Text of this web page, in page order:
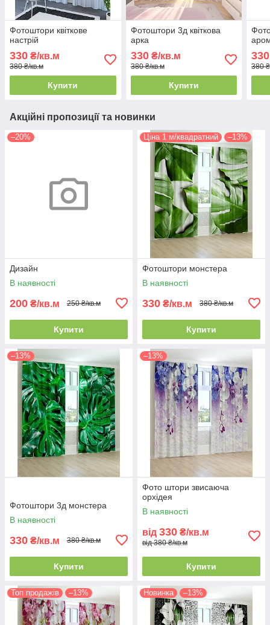
Фотоштори квіткове
настрій
330 ₴/кв.м
380 ₴/кв.м
Купити
Фотоштори 3д квіткова
арка
330₴/кв.м
380 ₴/кв.м
Купити
330
380
Акційні пропозиції та новинки
–20%
Дизайн
В наявності
200 ₴/кв.м 250 ₴/кв.м
Купити
Ціна 1 м/квадратний –13%
Фотоштори монстера
В наявності
330 ₴/кв.м 380 ₴/кв.м
Купити
–13%
Фотоштори 3д монстера
В наявності
330 ₴/кв.м 380 ₴/кв.м
Купити
–13%
Фото штори звисаюча
орхідея
В наявності
від 330 ₴/кв.м
від 380 ₴/кв.м
Купити
Топ продажів –13% Новинка –13%